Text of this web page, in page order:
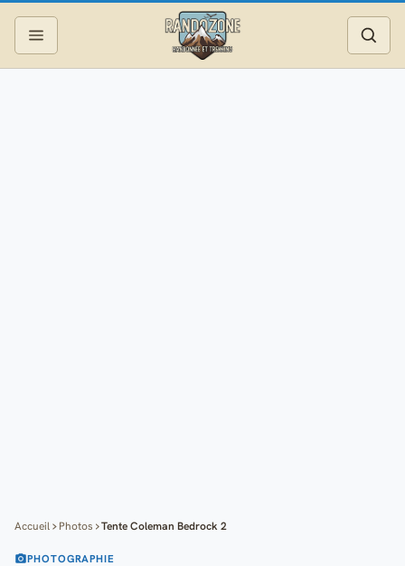
Accueil Photos Tente Coleman Bedrock 2
PHOTOGRAPHIE